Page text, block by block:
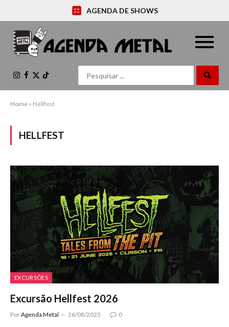
AGENDA DE SHOWS
Instagram
Facebook
X
(Twitter)
TikTok
Home » Hellfest
HELLFEST
EXCURSÕES
Excursão Hellfest 2026
PorAgenda Metal 26/08/2025 0